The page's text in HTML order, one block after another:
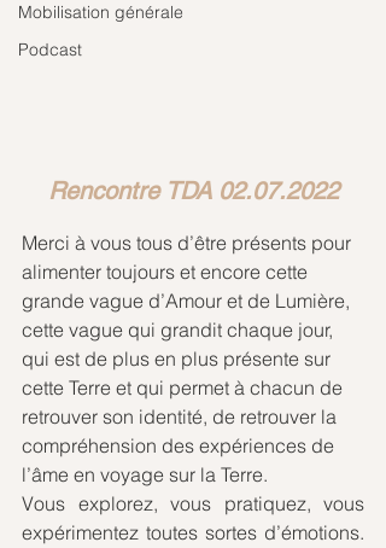
Mobilisation générale
Podcast
Rencontre TDA 02.07.2022
Merci à vous tous d’être présents pour
alimenter toujours et encore cette
grande vague d’Amour et de Lumière,
cette vague qui grandit chaque jour,
qui est de plus en plus présente sur
cette Terre et qui permet à chacun de
retrouver son identité, de retrouver la
compréhension des expériences de
l’âme en voyage sur la Terre.
Vous explorez, vous pratiquez, vous
expérimentez toutes sortes d’émotions.